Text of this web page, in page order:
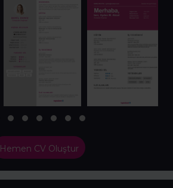
Hemen CV Oluştur